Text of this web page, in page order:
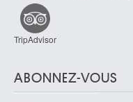
Reynolds John
Auckland (Nouvelle-Zélande)
Royaume-Uni) 1792
TripAdvisor
ABONNEZ-VOUS